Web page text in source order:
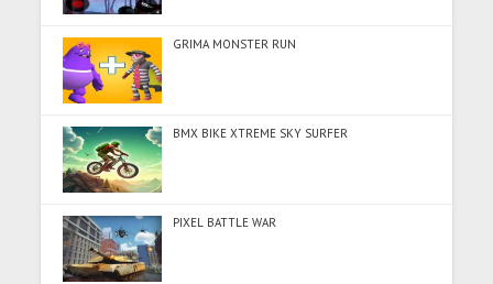
GRIMA MONSTER RUN
BMX BIKE XTREME SKY SURFER
PIXEL BATTLE WAR